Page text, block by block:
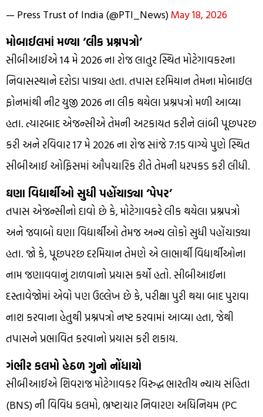
— Press Trust of India (@PTI_News)May 18, 2026
મોબાઈલમાં મળ્યા ‘લીક પ્રશ્નપત્રો’
સીબીઆઈએ 14 મે 2026 ના રોજ લાતુર સ્થિત મોટેગાવકરના
નિવાસસ્થાને દરોડા પાડ્યા હતા. તપાસ દરમિયાન તેમના મોબાઈલ
ફોનમાંથી નીટ યુજી 2026 ના લીક થયેલા પ્રશ્નપત્રો મળી આવ્યા
હતા. ત્યારબાદ એજન્સીએ તેમની અટકાયત કરીને લાંબી પૂછપરછ
કરી અને રવિવાર 17 મે 2026 ના રોજ સાંજે 7:15 વાગ્યે પુણે સ્થિત
સીબીઆઈ ઓફિસમાં ઔપચારિક રીતે તેમની ધરપકડ કરી લીધી.
ઘણા વિદ્યાર્થીઓ સુધી પહોંચાડ્યા ‘પેપર’
તપાસ એજન્સીનો દાવો છે કે, મોટેગાવકરે લીક થયેલા પ્રશ્નપત્રો
અને જવાબો ઘણા વિદ્યાર્થીઓ તેમજ અન્ય લોકો સુધી પહોંચાડ્યા
હતા. જો કે, પૂછપરછ દરમિયાન તેમણે એ લાભાર્થી વિદ્યાર્થીઓના
નામ જણાવવાનું ટાળવાનો પ્રયાસ કર્યો હતો. સીબીઆઈના
દસ્તાવેજોમાં એવો પણ ઉલ્લેખ છે કે, પરીક્ષા પુરી થયા બાદ પુરાવા
નાશ કરવાના હેતુથી પ્રશ્નપત્રો નષ્ટ કરવામાં આવ્યા હતા, જેથી
તપાસને પ્રભાવિત કરવાનો પ્રયાસ કરી શકાય.
ગંભીર કલમો હેઠળ ગુનો નોંધાયો
સીબીઆઈએ શિવરાજ મોટેગાવકર વિરુદ્ધ ભારતીય ન્યાય સંહિતા
(BNS) ની વિવિધ કલમો, ભ્રષ્ટાચાર નિવારણ અધિનિયમ (PC